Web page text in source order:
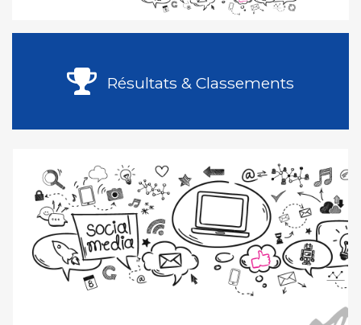
Résultats & Classements